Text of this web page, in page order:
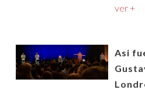
ver +
Asi